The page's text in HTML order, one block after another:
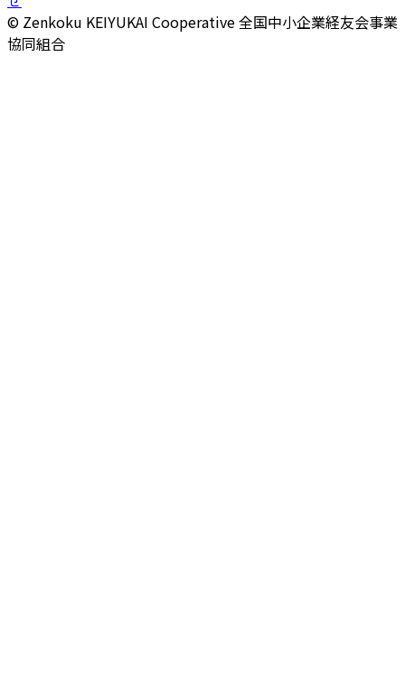
© Zenkoku KEIYUKAI Cooperative全国中小企業経友会事業
協同組合